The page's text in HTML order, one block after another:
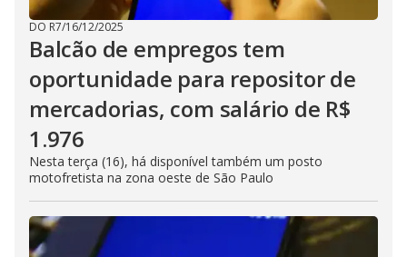
DO R7/16/12/2025
Balcão de empregos tem
oportunidade para repositor de
mercadorias, com salário de R$
1.976
Nesta terça (16), há disponível também um posto
motofretista na zona oeste de São Paulo